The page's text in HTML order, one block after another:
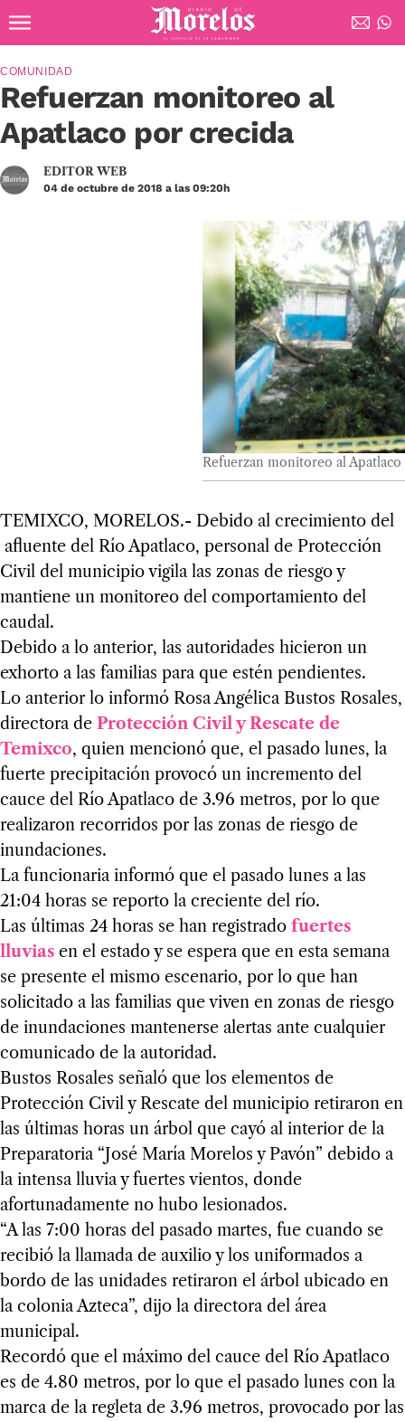
Diario de Morelos
Refuerzan monitoreo al
Apatlaco por crecida
COMUNIDAD
EDITOR WEB
04 de octubre de 2018 a las 09:20h
Refuerzan monitoreo al
TEMIXCO, MORELOS.- Debido al crecimiento del
afluente del Río Apatlaco, personal de Protección
Civil del municipio vigila las zonas de riesgo y
mantiene un monitoreo del comportamiento del
caudal.
Debido a lo anterior, las autoridades hicieron un
exhorto a las familias para que estén pendientes.
Lo anterior lo informó Rosa Angélica Bustos Rosales,
directora de Protección Civil y Rescate de
Temixco, quien mencionó que, el pasado lunes, la
fuerte precipitación provocó un incremento del
cauce del Río Apatlaco de 3.96 metros, por lo que
realizaron recorridos por las zonas de riesgo de
inundaciones.
La funcionaria informó que el pasado lunes a las
21:04 horas se reporto la creciente del río.
Las últimas 24 horas se han registrado fuertes
lluvias en el estado y se espera que en esta semana
se presente el mismo escenario, por lo que han
solicitado a las familias que viven en zonas de riesgo
de inundaciones mantenerse alertas ante cualquier
comunicado de la autoridad.
Bustos Rosales señaló que los elementos de
Protección Civil y Rescate del municipio retiraron en
las últimas horas un árbol que cayó al interior de la
Preparatoria “José María Morelos y Pavón” debido a
la intensa lluvia y fuertes vientos, donde
afortunadamente no hubo lesionados.
“A las 7:00 horas del pasado martes, fue cuando se
recibió la llamada de auxilio y los uniformados a
bordo de las unidades retiraron el árbol ubicado en
la colonia Azteca”, dijo la directora del área
municipal.
Recordó que el máximo del cauce del Río Apatlaco
es de 4.80 metros, por lo que el pasado lunes con la
marca de la regleta de 3.96 metros, provocado por las